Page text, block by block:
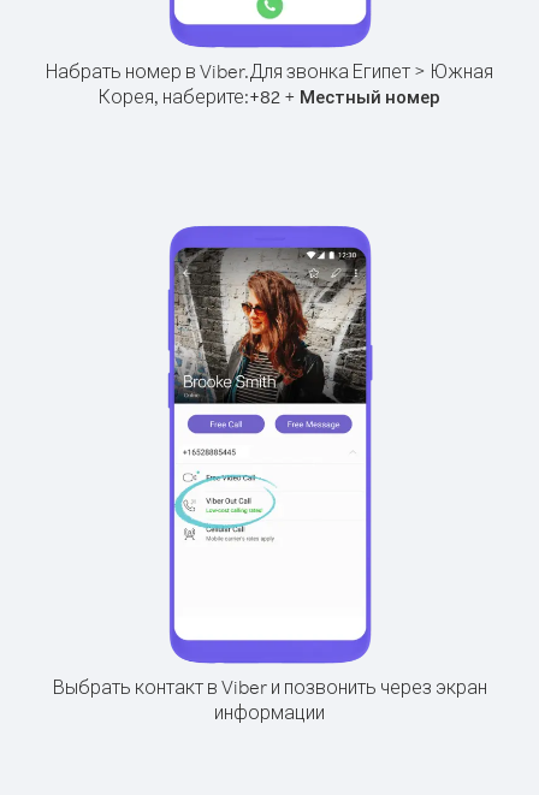
Набрать номер в Viber.Для звонка Египет > Южная
Корея, наберите:+82 + Местный номер
Выбрать контакт в Viber и позвонить через экран
информации